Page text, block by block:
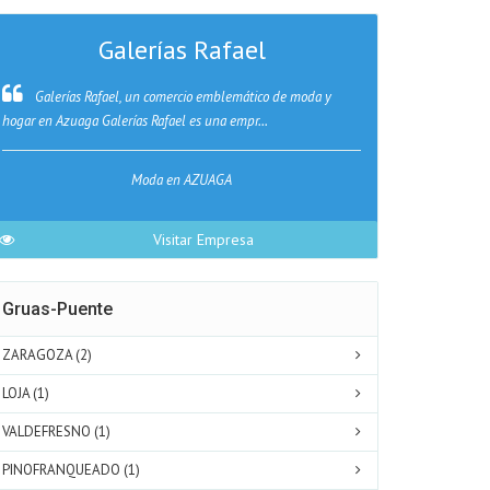
Galerías Rafael
Galerías Rafael, un comercio emblemático de moda y
hogar en Azuaga Galerías Rafael es una empr...
Moda en AZUAGA
Visitar Empresa
Gruas-Puente
ZARAGOZA (2)
LOJA (1)
VALDEFRESNO (1)
PINOFRANQUEADO (1)